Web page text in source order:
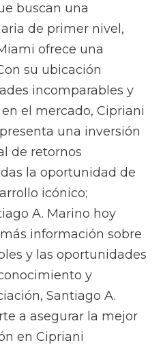
buscan una
de primer nivel,
ofrece una
su ubicación
incomparables y
el mercado, Cipriani
una inversión
de retornos
la oportunidad de
icónico;
A. Marino hoy
información sobre
y las oportunidades
y
Santiago A.
a asegurar la mejor
en Cipriani